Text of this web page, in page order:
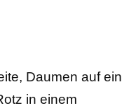
Daumen auf ein
in einem